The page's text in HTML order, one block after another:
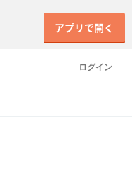
ログイン
アプリで開く